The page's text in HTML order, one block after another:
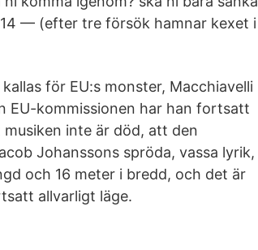
— (efter tre försök hamnar kexet i
för EU:s monster, Macchiavelli
EU-kommissionen har han fortsatt
inte är död, att den
Johanssons spröda, vassa lyrik,
och 16 meter i bredd, och det är
allvarligt läge.